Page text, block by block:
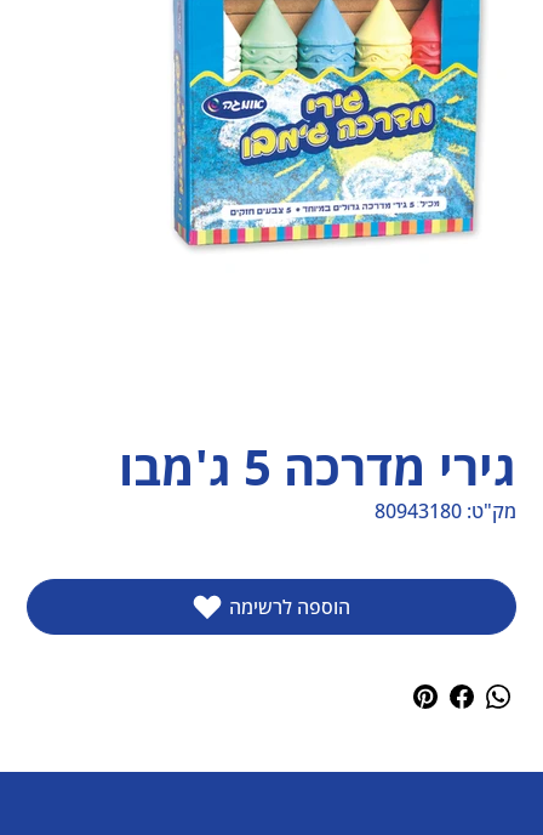
גירי מדרכה 5 ג'מבו
מק"ט:
מק"ט
80943180
80943180
הוספה לרשימה